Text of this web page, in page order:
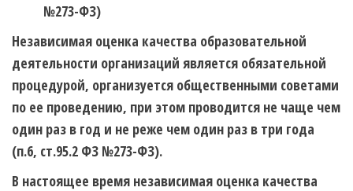
№273-ФЗ)
Независимая оценка качества образовательной
деятельности организаций является обязательной
процедурой, организуется общественными советами
по ее проведению, при этом проводится не чаще чем
один раз в год и не реже чем один раз в три года
(п.6, ст.95.2 ФЗ №273-ФЗ).
В настоящее время независимая оценка качества